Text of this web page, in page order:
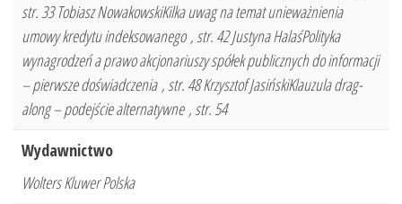
str. 33 Tobiasz NowakowskiKilka uwag na temat unieważnienia
umowy kredytu indeksowanego , str. 42 Justyna HalaśPolityka
wynagrodzeń a prawo akcjonariuszy spółek publicznych do informacji
– pierwsze doświadczenia , str. 48 Krzysztof JasińskiKlauzula drag-
along – podejście alternatywne , str. 54
Wydawnictwo
Wolters Kluwer Polska